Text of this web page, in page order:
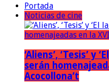
Portada
Noticias de cine
‘Aliens’, ‘Tesis’ y
serán
Acocollona’t